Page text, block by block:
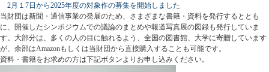
2月１7日から2025年度の対象作の募集を開始しました
当財団は新聞・通信事業の発展のため、さまざまな書籍・資料を発行するととも
に、開催したシンポジウムでの議論のまとめや報道写真展の図録も発行していま
す。大部分は、多くの人の目に触れるよう、全国の図書館、大学に寄贈しています
が、余部はAmazonもしくは当財団から直接購入することも可能です。
資料・書籍をお求めの方は下記ボタンよりお申し込みください。